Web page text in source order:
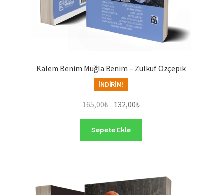
Kalem Benim Muğla Benim – Zülküf Özçepik
İNDIRIM!
165,00₺ Orijinal
fiyat:
165,00₺.
132,00₺Şu
andaki
132,00₺.
Sepete Ekle